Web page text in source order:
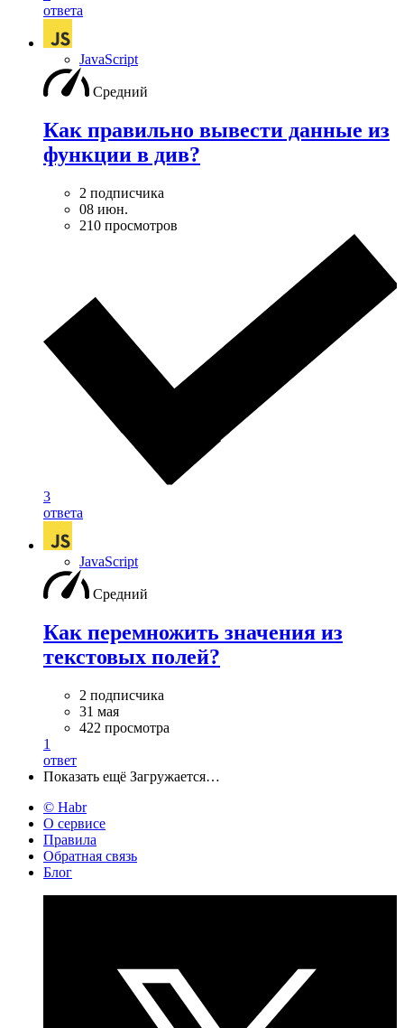
ответа
JavaScript
Средний
Как правильно вывести данные из
функции в див?
2 подписчика
08 июн.
210 просмотров
3
ответа
JavaScript
Средний
Как перемножить значения из
текстовых полей?
2 подписчика
31 мая
422 просмотра
1
ответ
Показать ещё Загружается…
© Habr
О сервисе
Правила
Обратная связь
Блог